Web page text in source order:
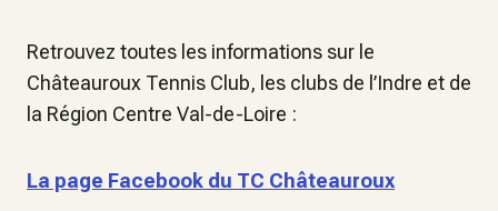
Retrouvez toutes les informations sur le
Châteauroux Tennis Club, les clubs de l’Indre et de
la Région Centre Val-de-Loire :
La page Facebook du TC Châteauroux